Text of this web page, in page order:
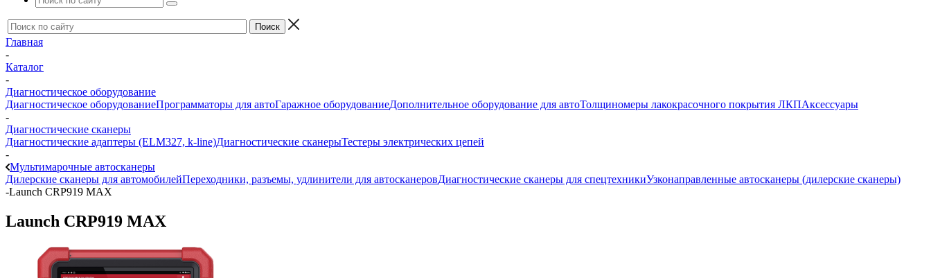
Главная
-
Каталог
-
Диагностическое оборудование
Диагностическое оборудованиеПрограмматоры для автоГаражное оборудованиеДополнительное оборудование для автоТолщиномеры лакокрасочного покрытия ЛКПАксессуары
-
Диагностические сканеры
Диагностические адаптеры (ELM327, k-line)Диагностические сканерыТестеры электрических цепей
-
Мультимарочные автосканеры
Дилерские сканеры для автомобилейПереходники, разъемы, удлинители для автосканеровДиагностические сканеры для спецтехникиУзконаправленные автосканеры (дилерские сканеры)
-Launch CRP919 MAX
Launch CRP919 MAX